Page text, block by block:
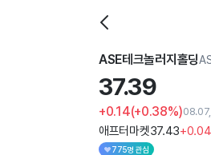
ASE테크놀러지홀딩
37.39
+0.14(+0.38%)
애프터마켓37.43+0.04
775명 관심